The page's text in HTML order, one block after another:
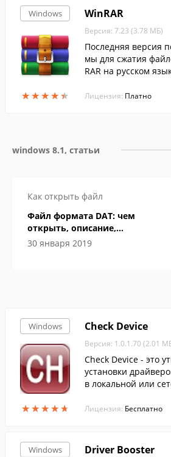
Windows
★★★★★
★★★★★
WinRAR
Версия: 7.23 (3.78 МБ)
Последняя версия
мы для сжатия
RAR на русском
Лицензия: Платно
windows 8.1, статьи
Как открыть файл
Файл формата DAT: чем
открыть, описание,
особенности
30 января 2019
Windows
★★★★★
★★★★★
Check Device
Версия: 1.0.1.70 (2.01
Check Device - это
установки
в локальной или
Лицензия: Бесплатно
Windows Driver Booster